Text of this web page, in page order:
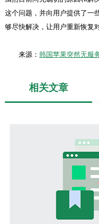
这个问题，并向用户提供了一
够尽快解决，让用户重新恢复
来源： 韩国苹果突然无服
相关文章